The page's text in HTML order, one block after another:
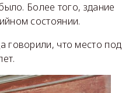
Более того, здание
состоянии.
говорили, что место под